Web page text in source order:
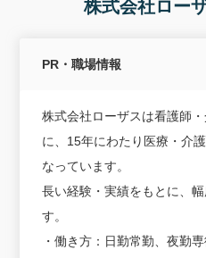
株式会社ロー
PR・職場情報
株式会社ローザスは看護師
に、15年にわたり医療・介
なっています。
長い経験・実績をもとに、
す。
・働き方：日勤常勤、夜勤